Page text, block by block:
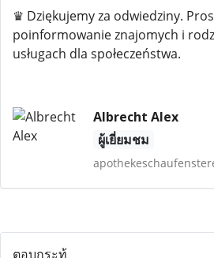
♛ Dziękujemy za odwiedziny.
poinformowanie znajomych i
usługach dla społeczeństwa.
Albrecht Alex
ผู้เยี่ยมชม
ตอบกระทู้